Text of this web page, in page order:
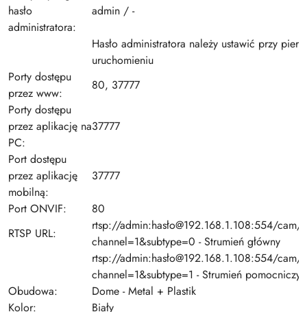
hasło
administratora:
admin / -
Hasło administratora należy ustawić przy
uruchomieniu
Porty dostępu
przez www:
80, 37777
Porty dostępu
przez aplikację na
PC:
37777
Port dostępu
przez aplikację
mobilną:
37777
Port ONVIF:
80
RTSP URL:
rtsp://admin:hasło@192.168.1.108:554/cam/
channel=1&subtype=0 - Strumień główny
rtsp://admin:hasło@192.168.1.108:554/cam/
channel=1&subtype=1 - Strumień pomocniczy
Obudowa:
Dome - Metal + Plastik
Kolor:
Biały